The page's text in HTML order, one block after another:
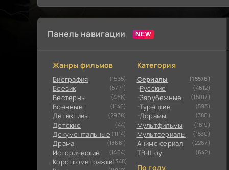
Панель навигации
Жанры фильмов
Биография (1535)
Боевик (5771)
Вестерны (468)
Военные (1146)
Детективы (2938)
Детские (44)
Документальные (1114)
Драма (18681)
Исторические (1464)
Короткометражки(348)
Категория
Сериалы (15576)
Русские (4612)
Зарубежные (15017)
Турецкие (593)
Дорамы (380)
Мультфильмы (1819)
Мультсериалы (1530)
Аниме сериал (2267)
ТВ-Шоу (642)
По году